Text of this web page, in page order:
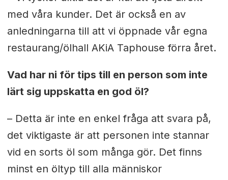
med våra kunder. Det är också en av
anledningarna till att vi öppnade vår egna
restaurang/ölhall AKiA Taphouse förra året.
Vad har ni för tips till en person som inte
lärt sig uppskatta en god öl?
– Detta är inte en enkel fråga att svara på,
det viktigaste är att personen inte stannar
vid en sorts öl som många gör. Det finns
minst en öltyp till alla människor